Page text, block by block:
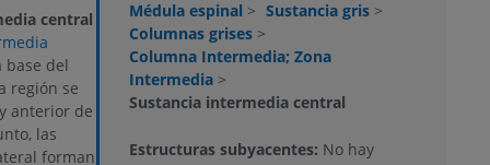
central
base del
región se
anterior de
las
forman
Médula espinal > Sustancia gris >
Columnas grises >
Columna Intermedia; Zona
Intermedia >
Sustancia intermedia central
Estructuras subyacentes: No hay